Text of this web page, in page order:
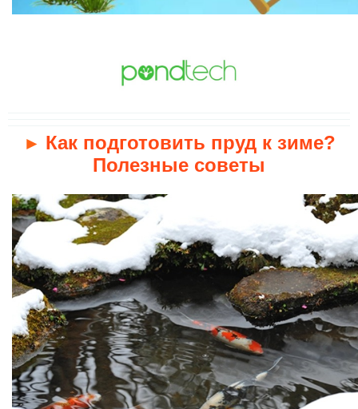
► Как подготовить пруд к зиме?
Полезные советы